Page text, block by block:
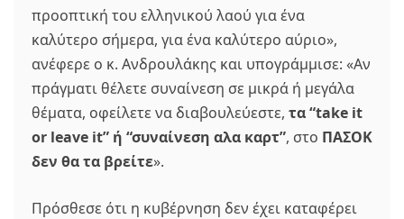
προοπτική του ελληνικού λαού για ένα
καλύτερο σήμερα, για ένα καλύτερο αύριο»,
ανέφερε ο κ. Ανδρουλάκης και υπογράμμισε: «Αν
πράγματι θέλετε συναίνεση σε μικρά ή μεγάλα
θέματα, οφείλετε να διαβουλεύεστε, τα “take it
or leave it” ή “συναίνεση αλα καρτ”, στο ΠΑΣΟΚ
δεν θα τα βρείτε».
Πρόσθεσε ότι η κυβέρνηση δεν έχει καταφέρει